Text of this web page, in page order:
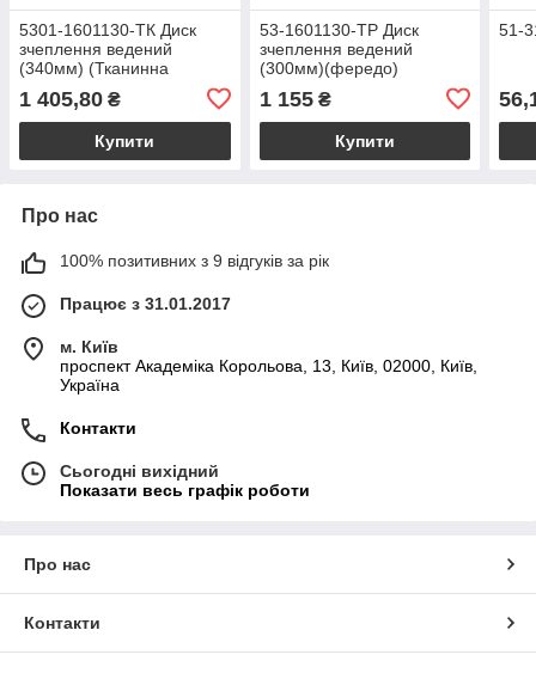
5301-1601130-ТК Диск
зчеплення ведений
(340мм) (Тканинна
накладка) ЗІЛ 130, 5301
під пелюсткову кошик
1 405,80 ₴
Купити
53-1601130-ТР Диск
зчеплення ведений
(300мм)(фередо)
(Тканинна накладка) ГАЗ
53,3307,ПАЗ
1 155₴
Купити
51-
Про нас
100% позитивних з 9 відгуків за рік
Працює з 31.01.2017
м. Київ
проспект Академіка Корольова, 13, Київ, 02000, Київ,
Україна
Контакти
Сьогодні вихідний
Показати весь графік роботи
Про нас
Контакти